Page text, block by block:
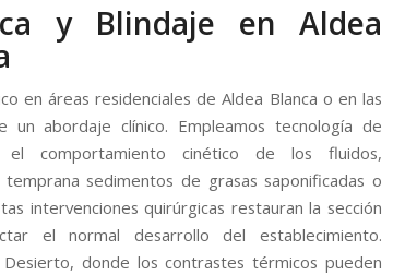
y Blindaje en Aldea
en áreas residenciales de Aldea Blanca o en las
un abordaje clínico. Empleamos tecnología de
el comportamiento cinético de los fluidos,
sedimentos de grasas saponificadas o
intervenciones quirúrgicas restauran la sección
el normal desarrollo del establecimiento.
donde los contrastes térmicos pueden